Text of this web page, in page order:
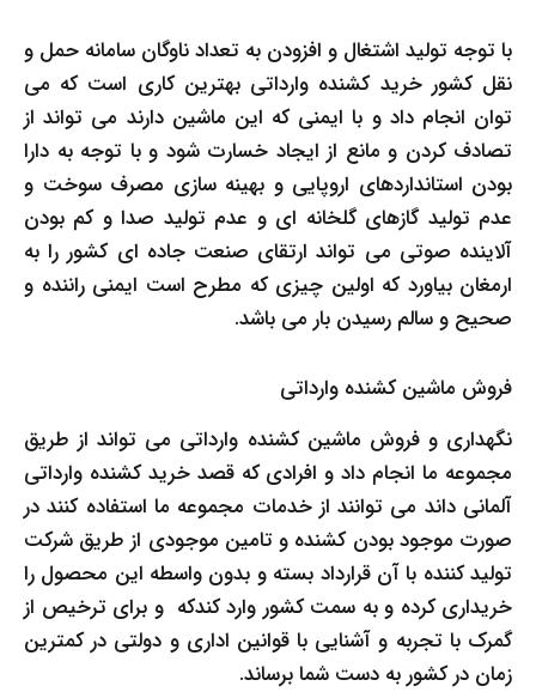
با توجه تولید اشتغال و افزودن به تعداد ناوگان سامانه حمل و
نقل کشور خرید کشنده وارداتی بهترین کاری است که می
توان انجام داد و با ایمنی که این ماشین دارند می تواند از
تصادف کردن و مانع از ایجاد خسارت شود و با توجه به دارا
بودن استانداردهای اروپایی و بهینه سازی مصرف سوخت و
عدم تولید گازهای گلخانه ای و عدم تولید صدا و کم بودن
آلاینده صوتی می تواند ارتقای صنعت جاده ای کشور را به
ارمغان بیاورد که اولین چیزی که مطرح است ایمنی راننده و
صحیح و سالم رسیدن بار می باشد.
فروش ماشین کشنده وارداتی
نگهداری و فروش ماشین کشنده وارداتی می تواند از طریق
مجموعه ما انجام داد و افرادی که قصد خرید کشنده وارداتی
آلمانی داند می توانند از خدمات مجموعه ما استفاده کنند در
صورت موجود بودن کشنده و تامین موجودی از طریق شرکت
تولید کننده با آن قرارداد بسته و بدون واسطه این محصول را
خریداری کرده و به سمت کشور وارد کندکه و برای ترخیص از
گمرک با تجربه و آشنایی با قوانین اداری و دولتی در کمترین
زمان در کشور به دست شما برساند.